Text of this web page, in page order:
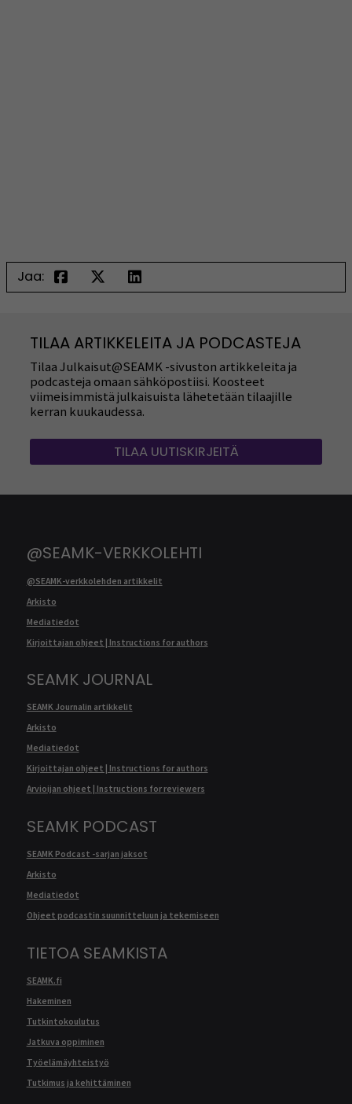
Jaa:
TILAA ARTIKKELEITA JA PODCASTEJA
Tilaa Julkaisut@SEAMK -sivuston artikkeleita ja
podcasteja omaan sähköpostiisi. Koosteet
viimeisimmistä julkaisuista lähetetään tilaajille
kerran kuukaudessa.
TILAA UUTISKIRJEITÄ
@SEAMK-VERKKOLEHTI
@SEAMK-verkkolehden artikkelit
Arkisto
Mediatiedot
Kirjoittajan ohjeet | Instructions for authors
SEAMK JOURNAL
SEAMK Journalin artikkelit
Arkisto
Mediatiedot
Kirjoittajan ohjeet | Instructions for authors
Arvioijan ohjeet | Instructions for reviewers
SEAMK PODCAST
SEAMK Podcast -sarjan jaksot
Arkisto
Mediatiedot
Ohjeet podcastin suunnitteluun ja tekemiseen
TIETOA SEAMKISTA
SEAMK.fi
Hakeminen
Tutkintokoulutus
Jatkuva oppiminen
Työelämäyhteistyö
Tutkimus ja kehittäminen